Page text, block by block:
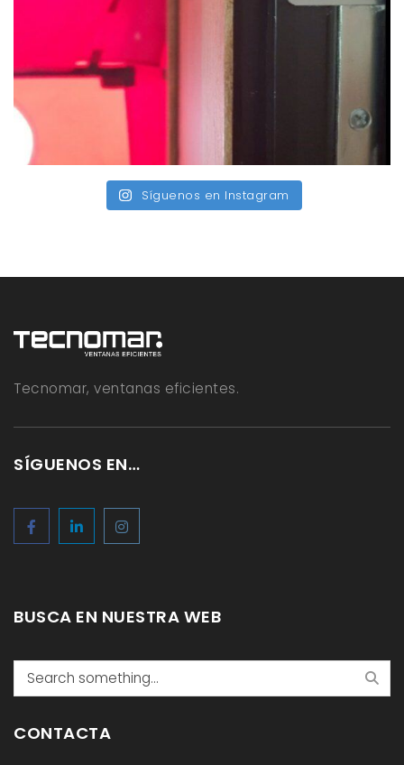
Síguenos en Instagram
Tecnomar, ventanas eficientes.
SÍGUENOS EN…
BUSCA EN NUESTRA WEB
Search
CONTACTA